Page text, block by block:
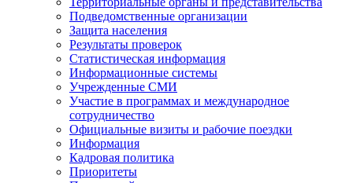
Подведомственные организации
Защита населения
Результаты проверок
Статистическая информация
Информационные системы
Учрежденные СМИ
Участие в программах и международное
сотрудничество
Официальные визиты и рабочие поездки
Информация
Кадровая политика
Приоритеты